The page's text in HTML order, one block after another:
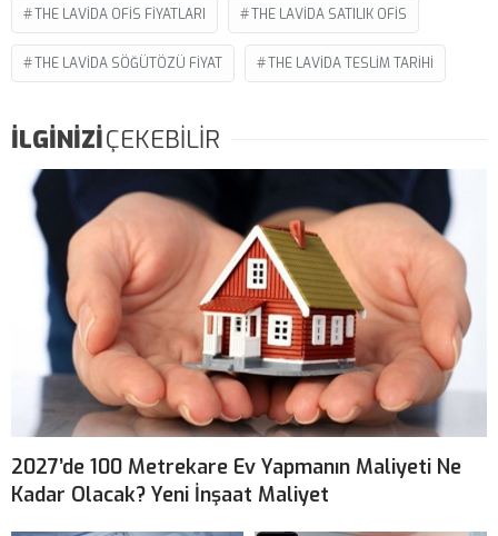
THE LAVIDA OFIS FIYATLARI THE LAVIDA SATILIK OFIS
THE LAVIDA SÖĞÜTÖZÜ FIYAT THE LAVIDA TESLIM TARIHI
İLGİNİZİÇEKEBİLİR
2027’de 100 Metrekare Ev Yapmanın Maliyeti Ne
Kadar Olacak? Yeni İnşaat Maliyet